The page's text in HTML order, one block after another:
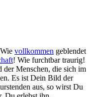
vollkommen geblendet
! Wie furchtbar traurig!
der Menschen, die sich im
Es ist Dein Bild der
aus, so wirst Du